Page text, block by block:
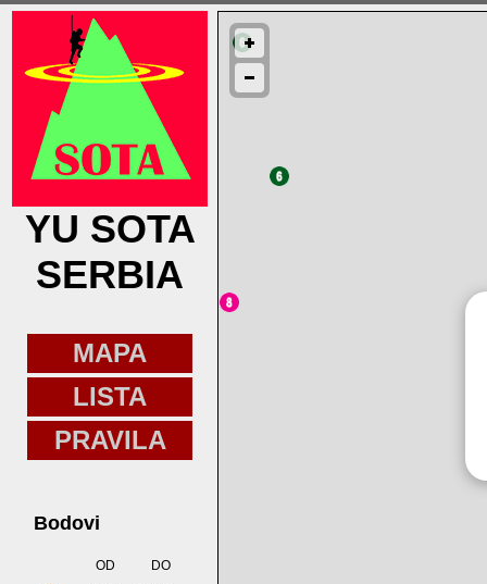
YU SOTA
SERBIA
MAPA
LISTA
PRAVILA
Bodovi
OD
DO